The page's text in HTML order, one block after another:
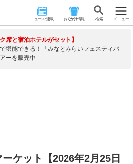
ニュース･連載 おでかけ情報 検 索 メニュー
席と宿泊ホテルがセット】
堪能できる！「みなとみらいフェスティバ
ーを販売中
ケット【2026年2月25日